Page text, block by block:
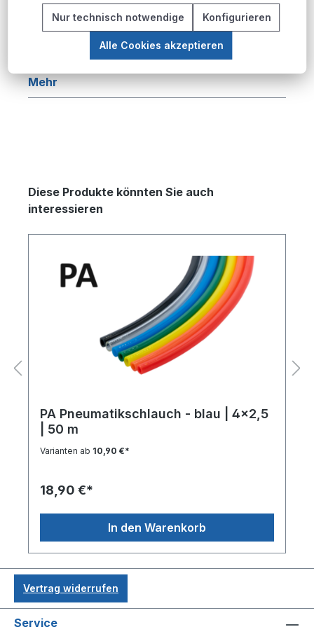
Beschreibung
Produktübersicht Die PU-Pneumatikschlauch-
Serie bietet eine umfassende Lösung für
Mehr
Produktgalerie überspringen
Diese Produkte könnten Sie auch
interessieren
PA Pneumatikschlauch - blau | 4x2,5
| 50 m
Varianten ab 10,90 €*
18,90 €*
In den Warenkorb
Vertrag widerrufen
Service
Nur technisch notwendige Konfigurieren
Alle Cookies akzeptieren